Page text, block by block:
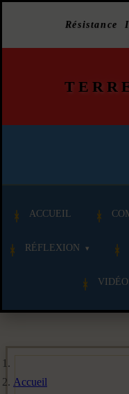
Résistance
ACCUEIL
RÉFLEXION
Accueil